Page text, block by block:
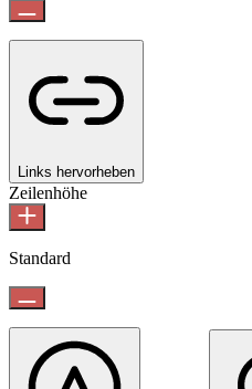
Links hervorheben
Zeilenhöhe
Standard